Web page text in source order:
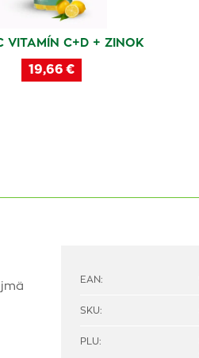
VITAMÍN C+D + ZINOK
19,66 €
EAN:
SKU:
PLU: